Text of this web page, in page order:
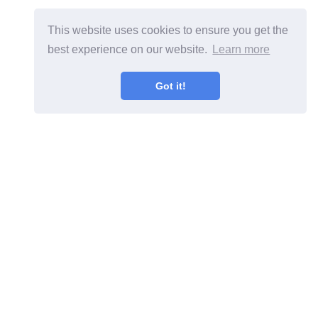
This website uses cookies to ensure you get the
best experience on our website.
Learn more
Got it!